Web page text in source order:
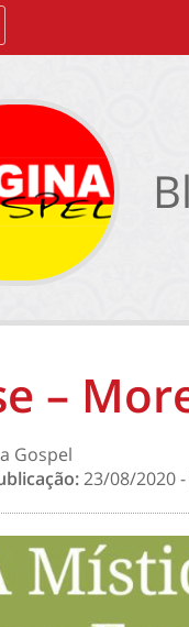
–
Gospel
23/08/2020 -